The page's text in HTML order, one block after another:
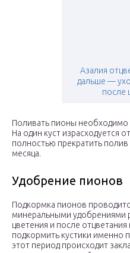
Азалия
дальше —
после
Поливать пионы необходимо
На один куст израсходуется
полностью прекратить
месяца.
Удобрение пионов
Подкормка пионов
минеральными удобрениями
цветения и после
подкормить кустики именно
этот период происходит